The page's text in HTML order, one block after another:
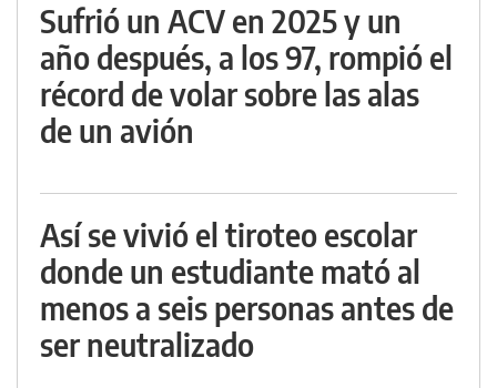
Sufrió un ACV en 2025 y un
año después, a los 97, rompió el
récord de volar sobre las alas
de un avión
Así se vivió el tiroteo escolar
donde un estudiante mató al
menos a seis personas antes de
ser neutralizado